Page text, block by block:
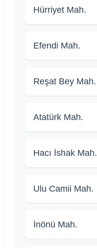
Hürriyet Mah.
Efendi Mah.
Reşat Bey Mah.
Atatürk Mah.
Hacı İshak Mah.
Ulu Camii Mah.
İnönü Mah.